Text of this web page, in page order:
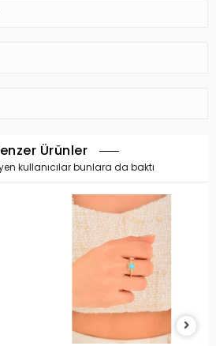
Ürünler
kullanıcılar bunlara da baktı